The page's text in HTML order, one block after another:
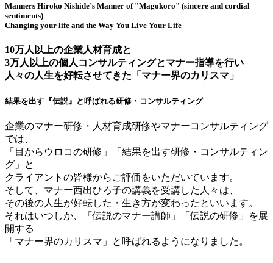
Manners Hiroko Nishide’s Manner of "Magokoro" (sincere and cordial
sentiments)
Changing your life and the Way You Live Your Life
10万人以上の企業人材育成と
3万人以上の個人コンサルティングとマナー指導を行い
人々の人生を好転させてきた「マナー界のカリスマ」
結果を出す『伝説』と呼ばれる研修・コンサルティング
企業のマナー研修・人材育成研修やマナーコンサルティング
では、
「目からウロコの研修」「結果を出す研修・コンサルティン
グ」と
クライアントの皆様からご評価をいただいています。
そして、マナー西出ひろ子の講義を受講した人々は、
その後の人生が好転した・生き方が変わったといいます。
それはいつしか、「伝説のマナー講師」「伝説の研修」を展
開する
「マナー界のカリスマ」と呼ばれるようになりました。